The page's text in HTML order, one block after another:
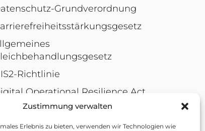
Zustimmung verwalten
Erlebnis zu bieten, verwenden wir Technologien wie
Grundverordnung
Richtlinie
Operational Resilience Act